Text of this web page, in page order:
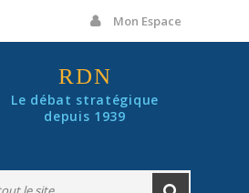
Mon Espace
RDN
Le débat stratégique
depuis 1939